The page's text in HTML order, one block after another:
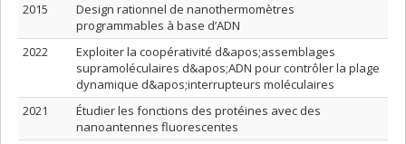
2015
Design rationnel de nanothermomètres
programmables à base d’ADN
2022
Exploiter la coopérativité d&apos;assemblages
supramoléculaires d&apos;ADN pour contrôler la plage
dynamique d&apos;interrupteurs moléculaires
2021
Étudier les fonctions des protéines avec des
nanoantennes fluorescentes